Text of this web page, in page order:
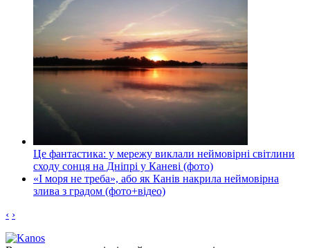
Це фантастика: у мережу виклали неймовірні світлини
сходу сонця на Дніпрі у Каневі (фото)
«І моря не треба», або як Канів накрила неймовірна
злива з градом (фото+відео)
‹ ›